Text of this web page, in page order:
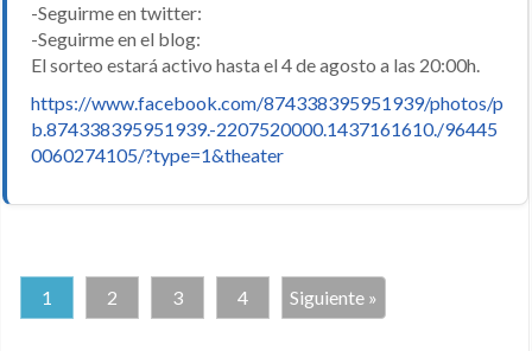
-Seguirme en twitter:
-Seguirme en el blog:
El sorteo estará activo hasta el 4 de agosto a las 20:00h.
https://www.facebook.com/874338395951939/photos/p
b.874338395951939.-2207520000.1437161610./96445
0060274105/?type=1&theater
1 2 3 4 Siguiente »